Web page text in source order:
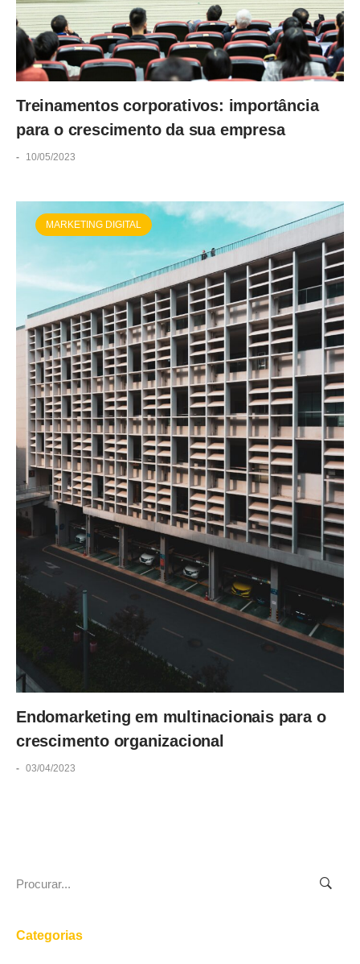
Treinamentos corporativos: importância
para o crescimento da sua empresa
- 10/05/2023
MARKETING DIGITAL
Endomarketing em multinacionais para o
crescimento organizacional
- 03/04/2023
for:
Categorias